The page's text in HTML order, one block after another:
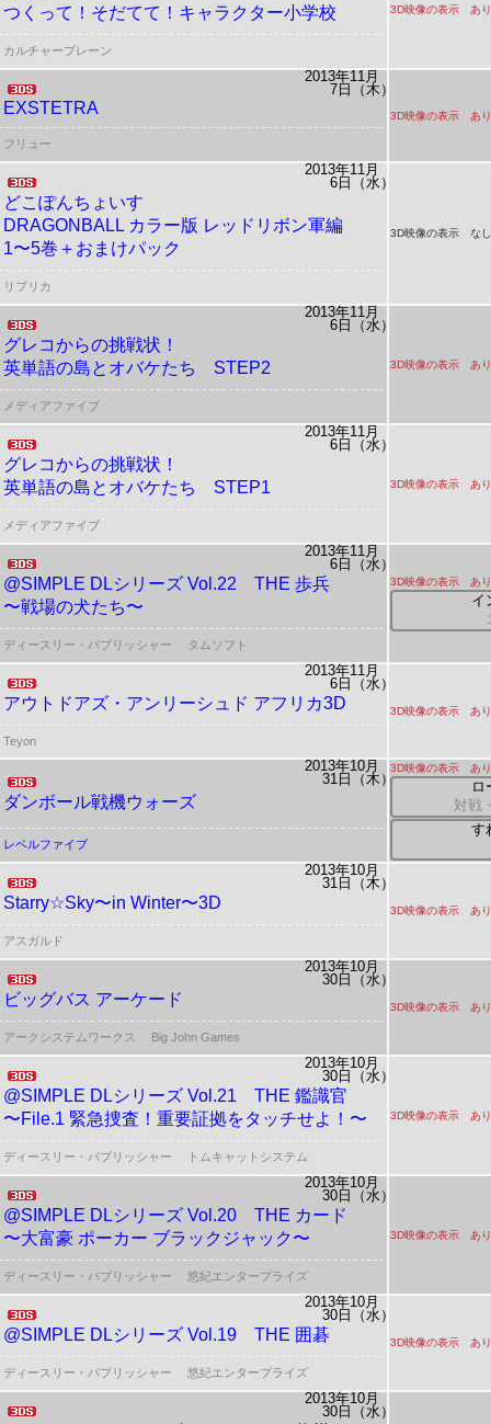
つくって！そだてて！キャラクター小学校
3D映像の表示 あり
カルチャーブレーン
2013年11月
7日（木）
EXSTETRA 3D映像の表示 あり
フリュー
2013年11月
6日（水）
どこぽんちょいす
DRAGONBALL カラー版 レッドリボン軍編
1〜5巻＋おまけパック
3D映像の表示 なし
リブリカ
2013年11月
6日（水）
グレコからの挑戦状！
英単語の島とオバケたち STEP2
3D映像の表示 あり
メディアファイブ
2013年11月
6日（水）
グレコからの挑戦状！
英単語の島とオバケたち STEP1
3D映像の表示 あり
メディアファイブ
2013年11月
6日（水）
@SIMPLE DLシリーズ Vol.22
THE 歩兵
〜戦場の犬たち〜
3D映像の表示 あり
イ
ディースリー・パブリッシャー タムソフト
2013年11月
6日（水）
アウトドアズ・アンリーシュド アフリカ3D 3D映像の表示 あり
Teyon
2013年10月
31日（木）
ダンボール戦機ウォーズ
3D映像の表示 あり
ロ
対戦
す
レベルファイブ
2013年10月
31日（木）
Starry☆Sky〜in Winter〜3D 3D映像の表示 あり
アスガルド
2013年10月
30日（水）
ビッグバス アーケード 3D映像の表示 あり
アークシステムワークス Big John Games
2013年10月
30日（水）
@SIMPLE DLシリーズ Vol.21
THE 鑑識官
〜File.1 緊急捜査！重要証拠をタッチせよ！〜
3D映像の表示 あり
ディースリー・パブリッシャー トムキャットシステム
2013年10月
30日（水）
@SIMPLE DLシリーズ Vol.20
THE カード
〜大富豪 ポーカー ブラックジャック〜
3D映像の表示 あり
ディースリー・パブリッシャー 悠紀エンタープライズ
2013年10月
30日（水）
@SIMPLE DLシリーズ Vol.19 THE 囲碁 3D映像の表示 あり
ディースリー・パブリッシャー 悠紀エンタープライズ
2013年10月
30日（水）